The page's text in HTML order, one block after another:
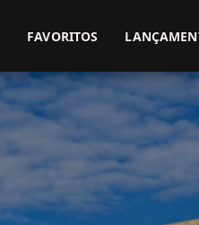
FAVORITOS